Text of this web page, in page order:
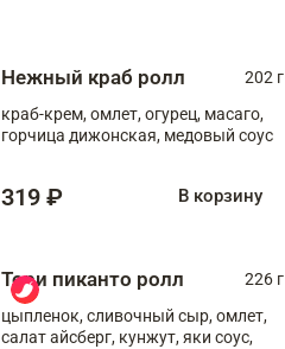
Нежный краб ролл
202 г
краб-крем, омлет, огурец, масаго,
горчица дижонская, медовый соус
319 ₽ В корзину
Тори пиканто ролл
226 г
цыпленок, сливочный сыр, омлет,
салат айсберг, кунжут, яки соус,